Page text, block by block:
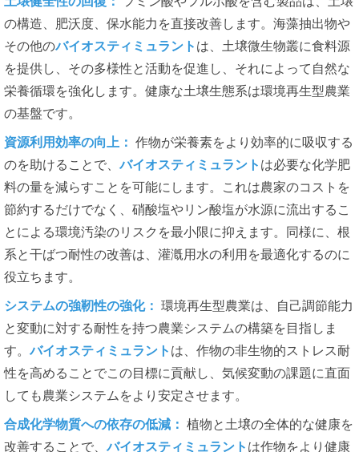
の構造、肥沃度、保水能力を直接改善します。海藻抽出物や
その他のバイオスティミュラント は、土壌微生物叢に食料源
を提供し、その多様性と活動を促進し、それによって自然な
栄養循環を強化します。健康な土壌生態系は環境再生型農業
の基盤です。
資源利用効率の向上： 作物が栄養素をより効率的に吸収する
のを助けることで、バイオスティミュラント は必要な化学肥
料の量を減らすことを可能にします。これは農家のコストを
節約するだけでなく、硝酸塩やリン酸塩が水源に流出するこ
とによる環境汚染のリスクを最小限に抑えます。同様に、根
系と干ばつ耐性の改善は、灌漑用水の利用を最適化するのに
役立ちます。
システムの強靭性の強化： 環境再生型農業は、自己調節能力
と変動に対する耐性を持つ農業システムの構築を目指しま
す。バイオスティミュラント は、作物の非生物的ストレス耐
性を高めることでこの目標に貢献し、気候変動の課題に直面
しても農業システムをより安定させます。
合成化学物質への依存の低減： 植物と土壌の全体的な健康を
改善することで、バイオスティミュラント は作物をより健康